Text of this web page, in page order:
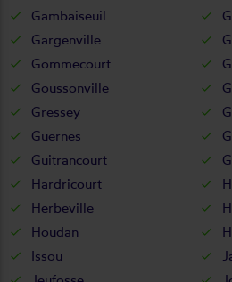
Gambaiseuil
Gargenville
Gommecourt
Goussonville
Gressey
Guernes
Guitrancourt
Hardricourt
Herbeville
Houdan
Issou